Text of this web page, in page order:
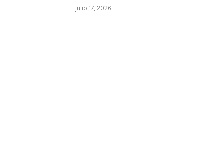
julio 17, 2026